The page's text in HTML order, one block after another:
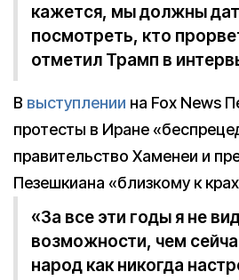
кажется, мы должны
посмотреть, кто
отметил Трамп в
В выступлении на Fox News
протесты в Иране
правительство Хаменеи и
Пезешкиана «близкому к
«За все эти годы я не
возможности, чем
народ как никогда